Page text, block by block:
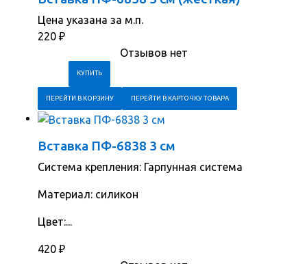
Цена указана за м.п.
220 ₽
Отзывов нет
ПЕРЕЙТИ В КОРЗИНУ ПЕРЕЙТИ В КАРТОЧКУ ТОВАРА
Вставка ПФ-6838 3 см
Система крепления: Гарпунная система
Материал: силикон
Цвет:...
420 ₽